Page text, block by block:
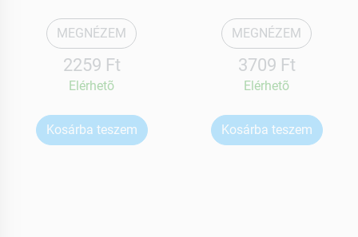
MEGNÉZEM
2259 Ft
Elérhetõ
Kosárba teszem
MEGNÉZEM
3709 Ft
Elérhetõ
Kosárba teszem